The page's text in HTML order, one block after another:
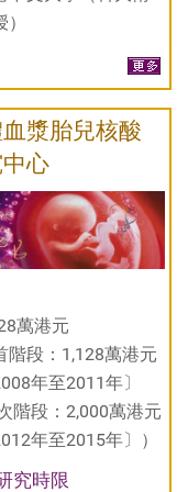
漿胎兒核酸
心
萬港元
階段：1,128萬港元
年至2011年〕
階段：2,000萬港元
年至2015年〕）
究時限